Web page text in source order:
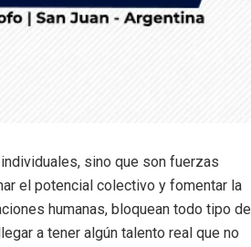
sino que son fuerzas
el potencial colectivo y fomentar la
humanas, bloquean todo tipo de
a tener algún talento real que no